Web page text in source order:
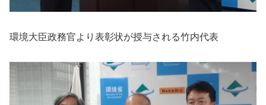
環境大臣政務官より表彰状が授与される竹内代表